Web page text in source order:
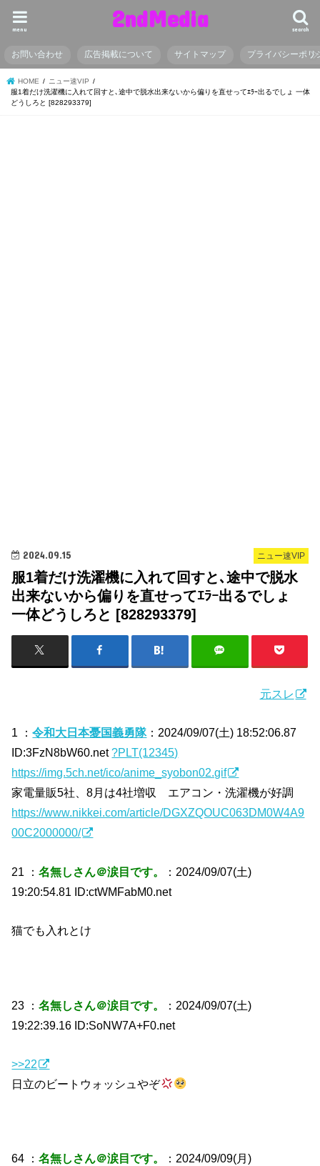
2ndMedia search
menu
お問い合わせ 広告掲載について サイトマップ プライバシーポリ
HOME
ニュー速VIP
服1着だけ洗濯機に入れて回すと､途中で脱水出来ないから偏りを直せってｴﾗｰ出るでしょ 一体
どうしろと [828293379]
ニュー速VIP
2024.09.15
服1着だけ洗濯機に入れて回すと､途中で脱水
出来ないから偏りを直せってｴﾗｰ出るでしょ
一体どうしろと [828293379]
元スレ
1 ：令和大日本憂国義勇隊：2024/09/07(土) 18:52:06.87
ID:3FzN8bW60.net?PLT(12345)
https://img.5ch.net/ico/anime_syobon02.gif
家電量販5社、8月は4社増収 エアコン・洗濯機が好調
https://www.nikkei.com/article/DGXZQOUC063DM0W4A9
00C2000000/
21 ：名無しさん＠涙目です。
：2024/09/07(土)
19:20:54.81 ID:ctWMFabM0.net
猫でも入れとけ
23 ：名無しさん＠涙目です。
：2024/09/07(土)
19:22:39.16 ID:SoNW7A+F0.net
>>22
日立のビートウォッシュやぞ
64 ：名無しさん＠涙目です。
：2024/09/09(月)